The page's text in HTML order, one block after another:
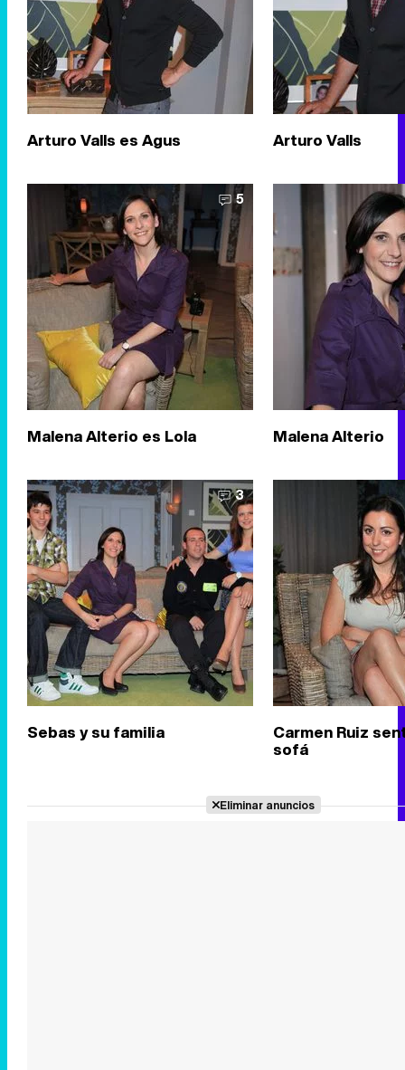
Arturo Valls es Agus Arturo Valls
5
Malena Alterio es Lola Malena Alterio
3
Sebas y su familia Carmen Ruiz
sofá
Eliminar anuncios